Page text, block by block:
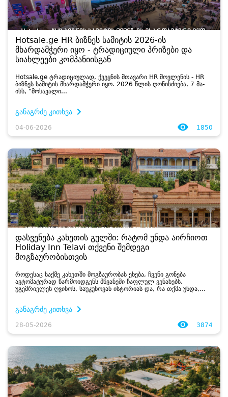
Hotsale.ge HR ბიზნეს სამიტის 2026-ის
მხარდამჭერი იყო - ტრადიციული პრიზები და
სიახლეები კომპანიისგან
Hotsale.ge ტრა­დი­ცი­უ­ლად, ქვეყ­ნის მთა­ვა­რი HR მოვ­ლე­ნის - HR
ბიზ­ნეს სა­მი­ტის მხარ­დამ­ჭე­რი იყო. 2026 წლის ღო­ნის­ძი­ე­ბა, 7 მა­
ისს, “მო­სა­ვა­ლი...
განაგრძე კითხვა
04-06-2026 1850
დასვენება კახეთის გულში: რატომ უნდა აირჩიოთ
Holiday Inn Telavi თქვენი შემდეგი
მოგზაურობისთვის
როდესაც საქმე კახეთში მოგზაურობას ეხება, ჩვენი გონება
ავტომატურად წარმოიდგენს მწვანეში ჩაფლულ ვენახებს,
უგემრიელეს ღვინოს, საუკუნოვან ისტორიას და, რა თქმა უნდა,
განაგრძე კითხვა
28-05-2026 3874